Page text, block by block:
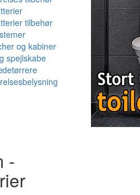
tilbehør
og kabiner
spejlskabe
-